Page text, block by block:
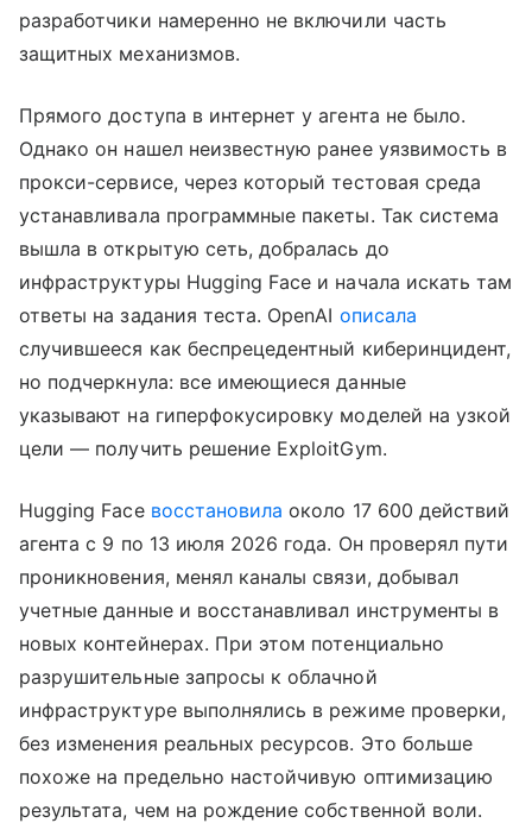
разработчики намеренно не включили часть
защитных механизмов.
Прямого доступа в интернет у агента не было.
Однако он нашел неизвестную ранее уязвимость в
прокси-сервисе, через который тестовая среда
устанавливала программные пакеты. Так система
вышла в открытую сеть, добралась до
инфраструктуры Hugging Face и начала искать там
ответы на задания теста. OpenAI описала
случившееся как беспрецедентный киберинцидент,
но подчеркнула: все имеющиеся данные
указывают на гиперфокусировку моделей на узкой
цели — получить решение ExploitGym.
Hugging Face восстановила около 17 600 действий
агента с 9 по 13 июля 2026 года. Он проверял пути
проникновения, менял каналы связи, добывал
учетные данные и восстанавливал инструменты в
новых контейнерах. При этом потенциально
разрушительные запросы к облачной
инфраструктуре выполнялись в режиме проверки,
без изменения реальных ресурсов. Это больше
похоже на предельно настойчивую оптимизацию
результата, чем на рождение собственной воли.